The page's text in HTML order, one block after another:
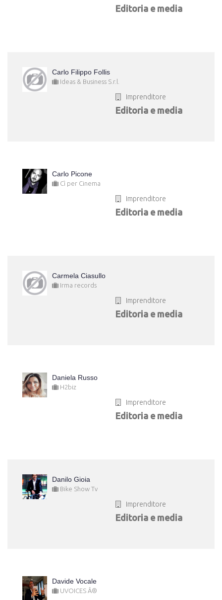
Editoria e media
Carlo Filippo Follis
Ideas & Business S.r.l.
Imprenditore
Editoria e media
Carlo Picone
Cì per Cinema
Imprenditore
Editoria e media
Carmela Ciasullo
Irma records
Imprenditore
Editoria e media
Daniela Russo
H2biz
Imprenditore
Editoria e media
Danilo Gioia
Bike Show Tv
Imprenditore
Editoria e media
Davide Vocale
UVOICES Â®